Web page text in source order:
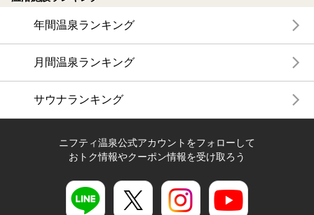
年間温泉ランキング
月間温泉ランキング
サウナランキング
ニフティ温泉公式アカウントをフォローして
おトク情報やクーポン情報を受け取ろう